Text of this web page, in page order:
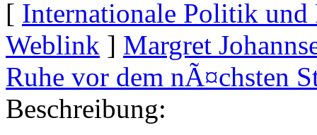
[ Internationale Politik und
Weblink ] Margret
Ruhe vor dem nÃ¤chsten
Beschreibung: